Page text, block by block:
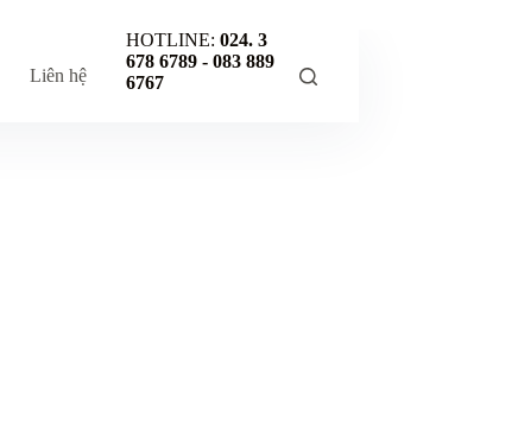
Liên hệ
HOTLINE:024. 3
678 6789 -083 889
6767